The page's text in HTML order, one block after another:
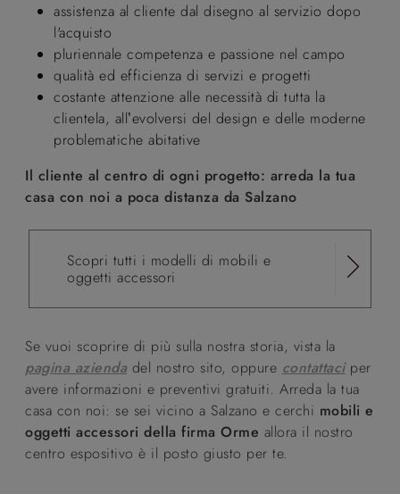
assistenza al cliente dal disegno al servizio dopo
l'acquisto
pluriennale competenza e passione nel campo
qualità ed efficienza di servizi e progetti
costante attenzione alle necessità di tutta la
clientela, all’evolversi del design e delle moderne
problematiche abitative
Il cliente al centro di ogni progetto: arreda la tua
casa con noi a poca distanza da Salzano
Scopri tutti i modelli di mobili e
oggetti accessori
Se vuoi scoprire di più sulla nostra storia, vista la
pagina aziendadel nostro sito, oppure contattaciper
avere informazioni e preventivi gratuiti. Arreda la tua
casa con noi: se sei vicino a Salzano e cerchi mobili e
oggetti accessori della firma Orme allora il nostro
centro espositivo è il posto giusto per te.